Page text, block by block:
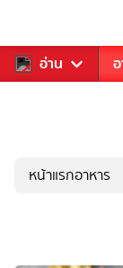
อ่าน
รวงการเพลง
หน้าแรกอาหาร